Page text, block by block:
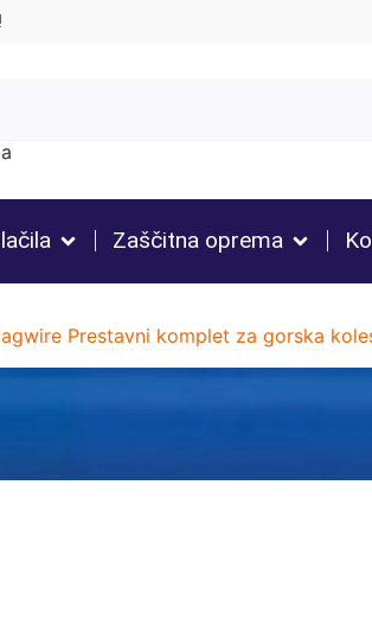
Zaščitna oprema
Prestavni komplet za gorska